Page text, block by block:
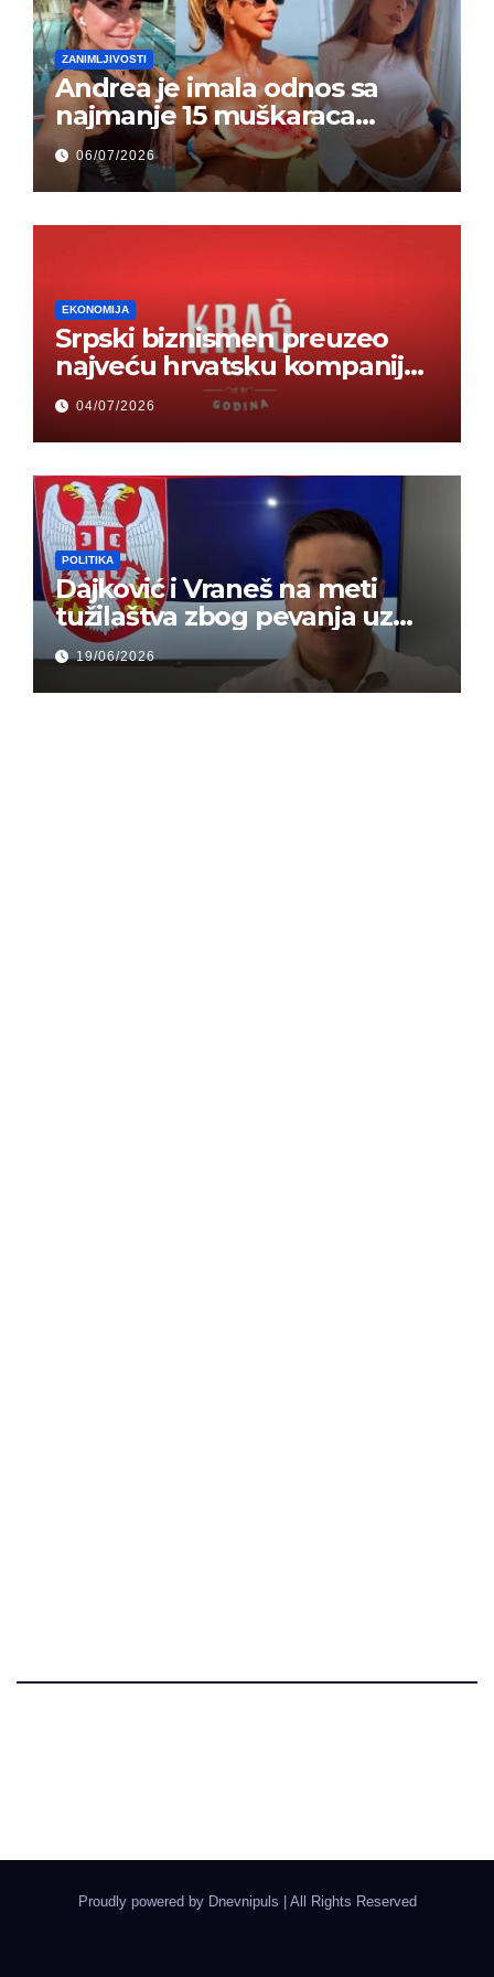
ZANIMLJIVOSTI
Andrea je imala odnos sa
najmanje 15 muškaraca
odjednom – „Doktor mi je
rekao…“ (FOTO)
06/07/2026
EKONOMIJA
Srpski biznismen preuzeo
najveću hrvatsku kompaniju i
ponos zemlje – Hrvati ne
mogu da veruju
04/07/2026
POLITIKA
Dajković i Vraneš na meti
tužilaštva zbog pevanja uz
gusle
19/06/2026
Proudly powered by Dnevnipuls All Rights Reserved